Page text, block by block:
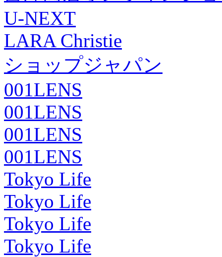
U-NEXT
LARA Christie
ショップジャパン
001LENS
001LENS
001LENS
001LENS
Tokyo Life
Tokyo Life
Tokyo Life
Tokyo Life